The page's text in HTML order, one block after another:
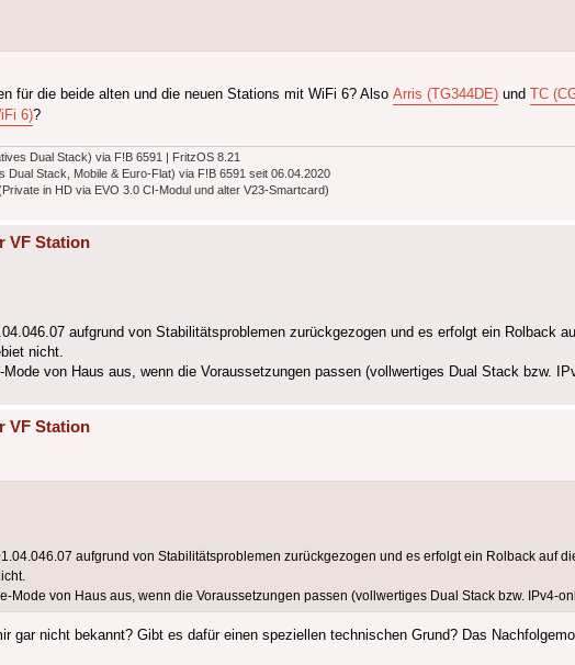
für die beide alten und die neuen Stations mit WiFi 6? Also Arris (TG344DE) und TC
6)?
Dual Stack) via F!B 6591 | FritzOS 8.21
Stack, Mobile & Euro-Flat) via F!B 6591 seit 06.04.2020
in HD via EVO 3.0 CI-Modul und alter V23-Smartcard)
VF Station
aufgrund von Stabilitätsproblemen zurückgezogen und es erfolgt ein Rolback
nicht.
von Haus aus, wenn die Voraussetzungen passen (vollwertiges Dual Stack bzw.
VF Station
aufgrund von Stabilitätsproblemen zurückgezogen und es erfolgt ein Rolback auf
Mode von Haus aus, wenn die Voraussetzungen passen (vollwertiges Dual Stack bzw. IPv4-
gar nicht bekannt? Gibt es dafür einen speziellen technischen Grund? Das